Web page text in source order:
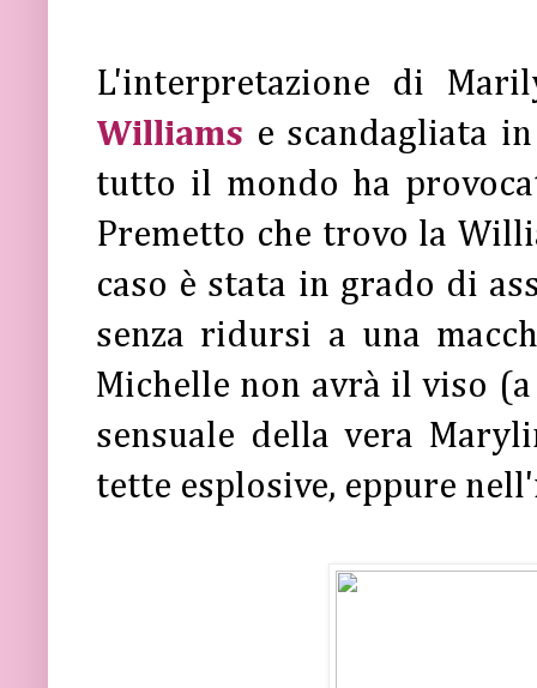
L'interpretazione di
Williams e scandagliata
tutto il mondo ha
Premetto che trovo la
caso è stata in grado di
senza ridursi a una
Michelle non avrà il viso
sensuale della vera
tette esplosive, eppure